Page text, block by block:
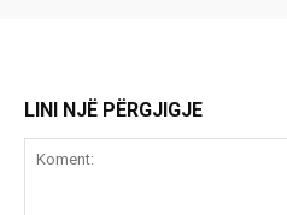
LINI NJË PËRGJIGJE